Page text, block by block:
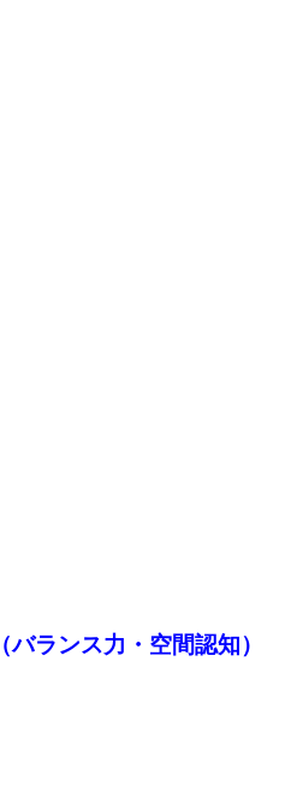
（バランス力・空間認知）